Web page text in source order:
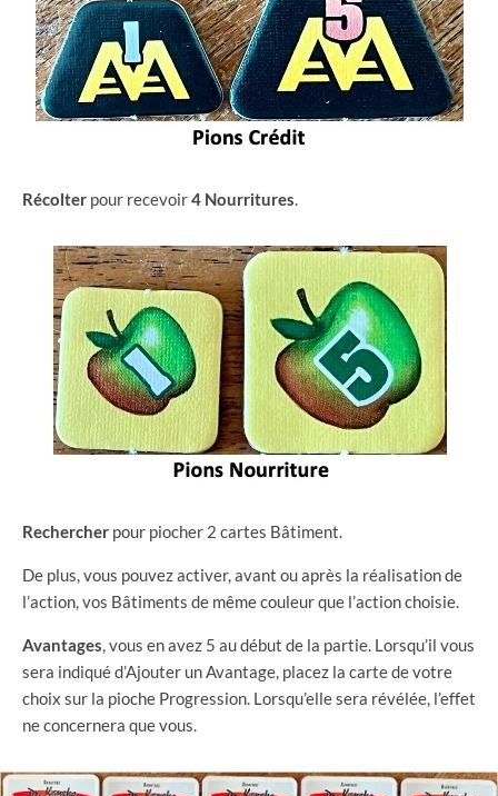
Récolter pour recevoir4 Nourritures.
Rechercher pour piocher 2 cartes Bâtiment.
De plus, vous pouvez activer, avant ou après la réalisation de
l’action, vos Bâtiments de même couleur que l’action choisie.
Avantages, vous en avez 5 au début de la partie. Lorsqu’il vous
sera indiqué d’Ajouter un Avantage, placez la carte de votre
choix sur la pioche Progression. Lorsqu’elle sera révélée, l’effet
ne concernera que vous.